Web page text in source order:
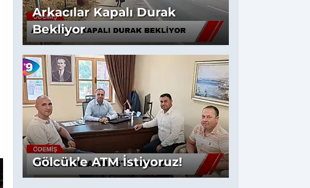
Arkacılar Kapalı Durak
Bekliyor
Gölcük’e ATM İstiyoruz!